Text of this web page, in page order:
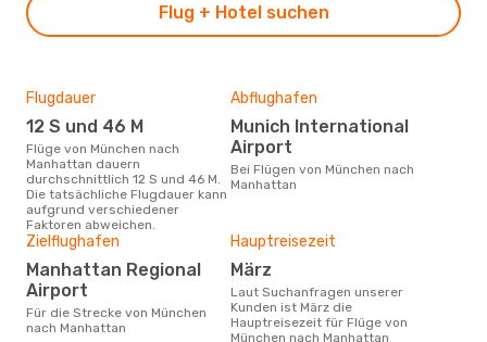
Flug + Hotel suchen
Flugdauer
12 S und 46 M
Flüge von München nach
Manhattan dauern
durchschnittlich 12 S und 46 M.
Die tatsächliche Flugdauer kann
aufgrund verschiedener
Faktoren abweichen.
Abflughafen
Munich International
Airport
Bei Flügen von München nach
Manhattan
Zielflughafen
Manhattan Regional
Airport
Für die Strecke von München
nach Manhattan
Hauptreisezeit
März
Laut Suchanfragen unserer
Kunden ist März die
Hauptreisezeit für Flüge von
München nach Manhattan